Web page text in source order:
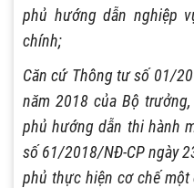
phủ hướng dẫn nghiệp
chính;
Căn cứ Thông tư số 01/
năm 2018 của Bộ
phủ hướng dẫn thi hành
số 61/2018/NĐ-CP ngày
phủ thực hiện cơ chế